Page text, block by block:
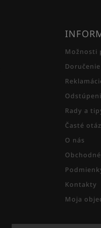
Možnosti
Rady a
Časté
O nás
Kontakty
Moja